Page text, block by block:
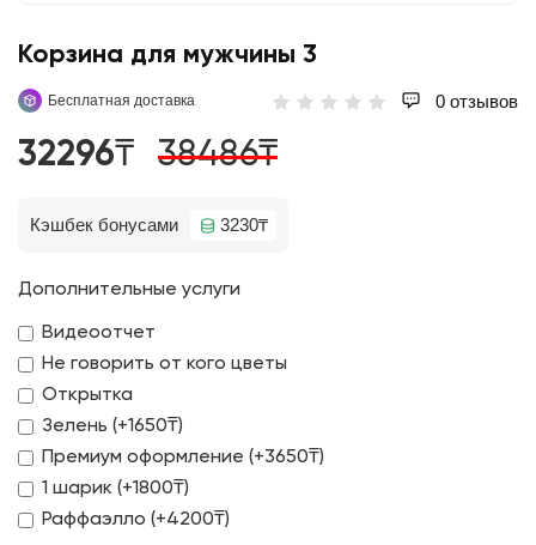
Корзина для мужчины 3
Бесплатная доставка 0 отзывов
32296₸ 38486₸
Кэшбек бонусами 3230₸
Дополнительные услуги
Видеоотчет
Не говорить от кого цветы
Открытка
Зелень (+1650₸)
Премиум оформление (+3650₸)
1 шарик (+1800₸)
Раффаэлло (+4200₸)